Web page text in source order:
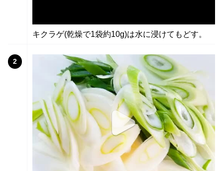
キクラゲ(乾燥で1袋約10g)は水に浸けてもどす。
2